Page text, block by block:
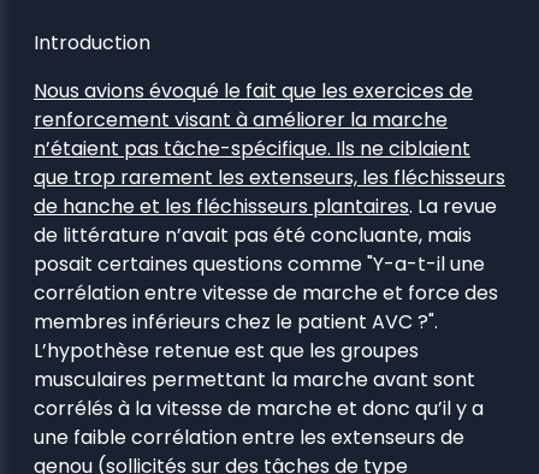
Introduction
Nous avions évoqué le fait que les exercices de
renforcement visant à améliorer la marche
n’étaient pas tâche-spécifique. Ils ne ciblaient
que trop rarement les extenseurs, les fléchisseurs
de hanche et les fléchisseurs plantaires. La revue
de littérature n’avait pas été concluante, mais
posait certaines questions comme "Y-a-t-il une
corrélation entre vitesse de marche et force des
membres inférieurs chez le patient AVC ?".
L’hypothèse retenue est que les groupes
musculaires permettant la marche avant sont
corrélés à la vitesse de marche et donc qu’il y a
une faible corrélation entre les extenseurs de
genou (sollicités sur des tâches de type